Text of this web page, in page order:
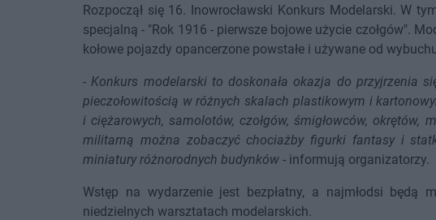
Rozpoczął się 16. Inowrocławski Konkurs Modelarski. W
specjalną - "Rok 1916 - pierwsze bojowe użycie czołgów".
kołowe pojazdy opancerzone powstałe i używane od
-Konkurs modelarski to doskonała okazja do przyjrzenia
pieczołowitością w różnych skalach plastikowym i
i ciężarowych, samolotów, czołgów, śmigłowców,
militarną można zobaczyć chociażby figurki fantasy i
miniatury różnorodnych budynków - informują organizatorzy.
Wstęp na wydarzenie jest bezpłatny, a najmłodsi będą
niedzielnych warsztatach modelarskich.